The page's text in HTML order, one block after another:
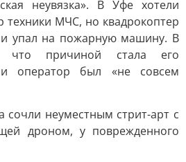
неувязка». В Уфе хотели
техники МЧС, но квадрокоптер
и упал на пожарную машину. В
что причиной стала его
и оператор был «не совсем
сочли неуместным стрит-арт с
дроном, у поврежденного